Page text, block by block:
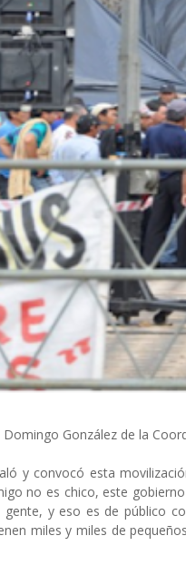
González de la
y convocó esta
no es chico, este
gente, y eso es de público
miles y miles de